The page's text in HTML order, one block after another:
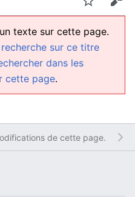
Suivre
texte sur cette page.
sur ce titre
dans les
cette page.
de cette page.